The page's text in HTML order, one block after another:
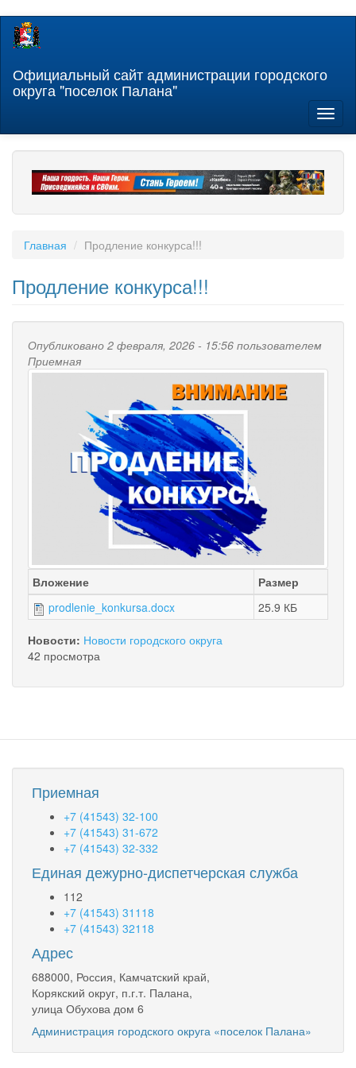
Перейти
содержанию
Официальный сайт администрации городского
округа "поселок Палана"
Главная Продление конкурса!!!
Продление конкурса!!!
Опубликовано 2 февраля, 2026 - 15:56 пользователем
Приемная
Вложение
Размер
prodlenie_konkursa.docx
25.9 КБ
Новости: Новости городского округа
42 просмотра
Приемная
+7 (41543) 32-100
+7 (41543) 31-672
+7 (41543) 32-332
Единая дежурно-диспетчерская служба
112
+7 (41543) 31118
+7 (41543) 32118
Адрес
688000, Россия, Камчатский край,
Корякский округ, п.г.т. Палана,
улица Обухова дом 6
Администрация городского округа «поселок Палана»